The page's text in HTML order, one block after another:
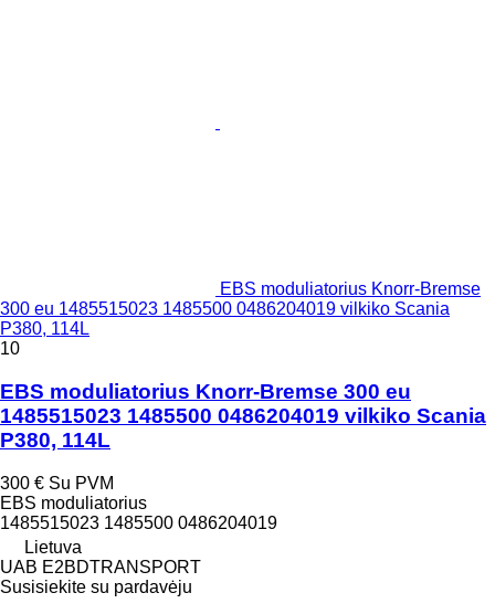
EBS moduliatorius Knorr-Bremse
300 eu 1485515023 1485500 0486204019 vilkiko Scania
P380, 114L
10
EBS moduliatorius Knorr-Bremse 300 eu
1485515023 1485500 0486204019 vilkiko Scania
P380, 114L
300 € Su PVM
EBS moduliatorius
1485515023 1485500 0486204019
Lietuva
UAB E2BDTRANSPORT
Susisiekite su pardavėju